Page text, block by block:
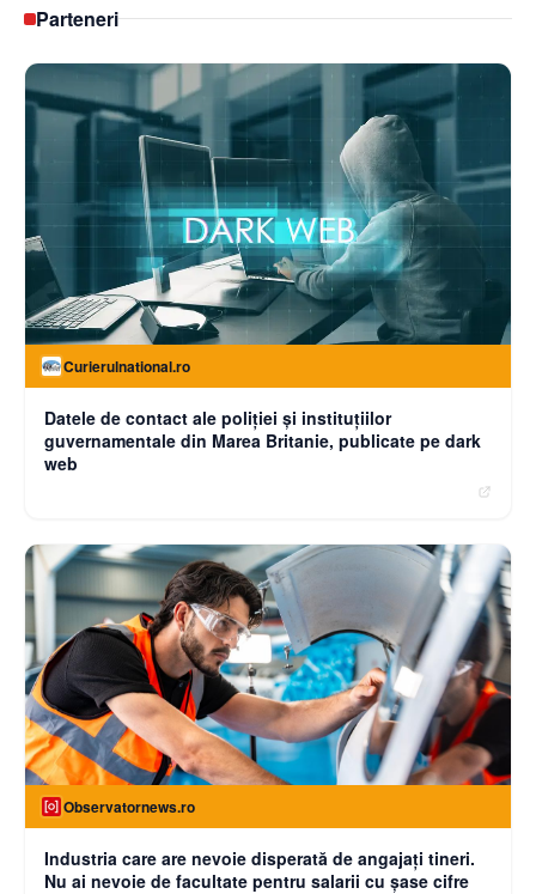
Parteneri
Curierulnational.ro
Datele de contact ale poliției și instituțiilor
guvernamentale din Marea Britanie, publicate pe dark
web
Observatornews.ro
Industria care are nevoie disperată de angajaţi tineri.
Nu ai nevoie de facultate pentru salarii cu şase cifre